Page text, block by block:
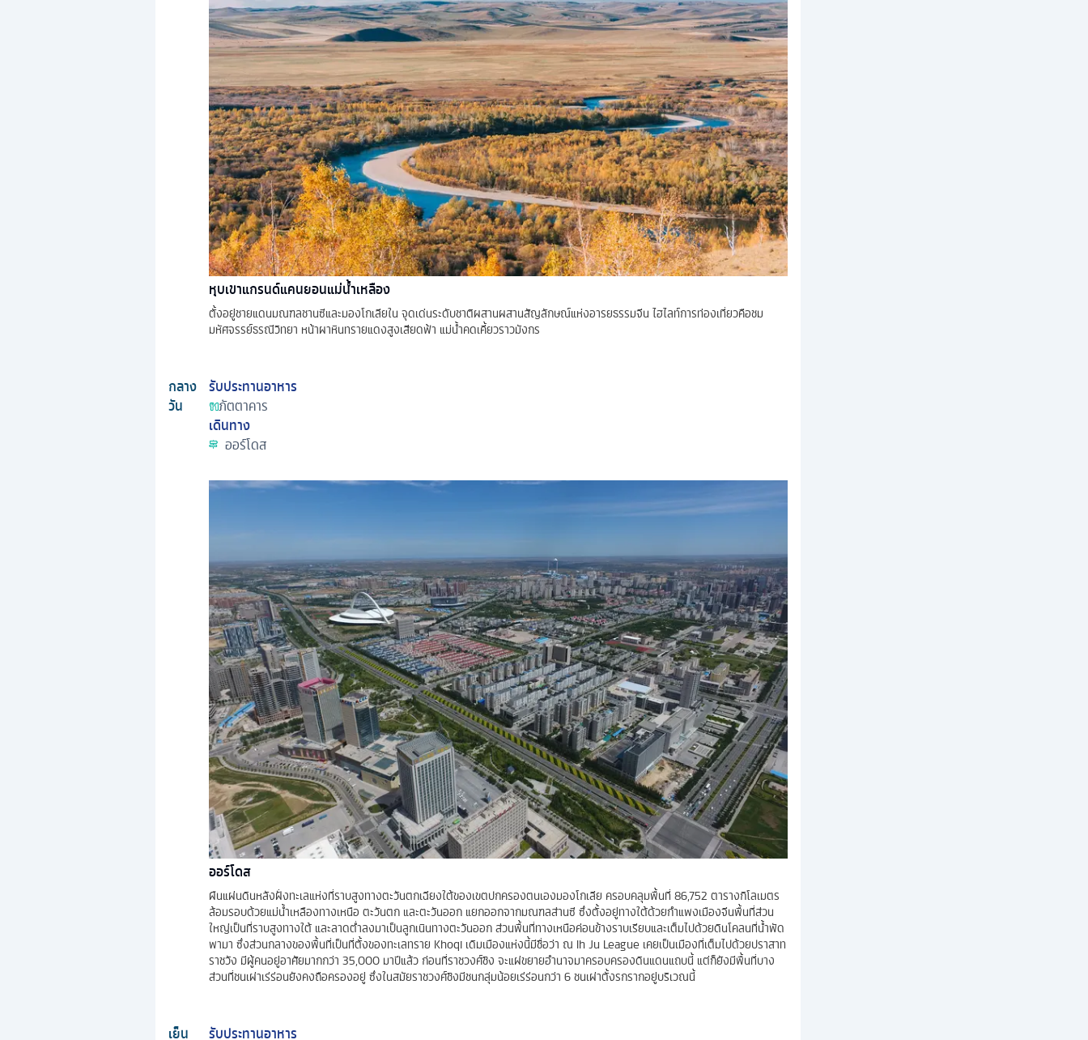
หุบเขาแกรนด์แคนยอนแม่น้ำเหลือง
ตั้งอยู่ชายแดนมณฑลชานซีและมองโกเลียใน จุดเด่นระดับชาติผสานผสานสัญลักษณ์แห่งอารยธรรมจีน ไฮไลท์การท่องเที่ยวคือชม
มหัศจรรย์ธรณีวิทยา หน้าผาหินทรายแดงสูงเสียดฟ้า แม่น้ำคดเคี้ยวราวมังกร
กลาง
วัน
รับประทานอาหาร
ภัตตาคาร
เดินทาง
ออร์โดส
ออร์โดส
ผืนแผ่นดินหลังฝั่งทะเลแห่งที่ราบสูงทางตะวันตกเฉียงใต้ของเขตปกครองตนเองมองโกเลีย ครอบคลุมพื้นที่ 86,752 ตารางกิโลเมตร
ล้อมรอบด้วยแม่น้ำเหลืองทางเหนือ ตะวันตก และตะวันออก แยกออกจากมณฑลส่านซี ซึ่งตั้งอยู่ทางใต้ด้วยกำแพงเมืองจีนพื้นที่ส่วน
ใหญ่เป็นที่ราบสูงทางใต้ และลาดต่ำลงมาเป็นลูกเนินทางตะวันออก ส่วนพื้นที่ทางเหนือค่อนข้างราบเรียบและเต็มไปด้วยดินโคลนที่น้ำพัด
พามา ซึ่งส่วนกลางของพื้นที่เป็นที่ตั้งของทะเลทราย Khoqi เดิมเมืองแห่งนี้มีชื่อว่า ณ Ih Ju League เคยเป็นเมืองที่เต็มไปด้วยปราสาท
ราชวัง มีผู้คนอยู่อาศัยมากกว่า 35,000 มาปีแล้ว ก่อนที่ราชวงศ์ชิง จะแผ่ขยายอำนาจมาครอบครองดินแดนแถบนี้ แต่ก็ยังมีพื้นที่บาง
ส่วนที่ชนเผ่าเร่ร่อนยังคงถือครองอยู่ ซึ่งในสมัยราชวงศ์ชิงมีชนกลุ่มน้อยเร่ร่อนกว่า 6 ชนเผ่าตั้งรกรากอยู่บริเวณนี้
เย็น รับประทานอาหาร